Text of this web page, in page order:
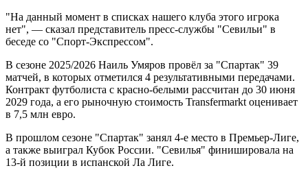
"На данный момент в списках нашего клуба этого игрока
нет", — сказал представитель пресс-службы "Севильи" в
беседе со "Спорт-Экспрессом".
В сезоне 2025/2026 Наиль Умяров провёл за "Спартак" 39
матчей, в которых отметился 4 результативными передачами.
Контракт футболиста с красно-белыми рассчитан до 30 июня
2029 года, а его рыночную стоимость Transfermarkt оценивает
в 7,5 млн евро.
В прошлом сезоне "Спартак" занял 4-е место в Премьер-Лиге,
а также выиграл Кубок России. "Севилья" финишировала на
13-й позиции в испанской Ла Лиге.